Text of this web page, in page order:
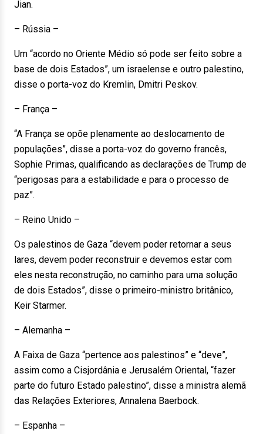
Jian.
– Rússia –
Um “acordo no Oriente Médio só pode ser feito sobre a
base de dois Estados”, um israelense e outro palestino,
disse o porta-voz do Kremlin, Dmitri Peskov.
– França –
“A França se opõe plenamente ao deslocamento de
populações”, disse a porta-voz do governo francês,
Sophie Primas, qualificando as declarações de Trump de
“perigosas para a estabilidade e para o processo de
paz”.
– Reino Unido –
Os palestinos de Gaza “devem poder retornar a seus
lares, devem poder reconstruir e devemos estar com
eles nesta reconstrução, no caminho para uma solução
de dois Estados”, disse o primeiro-ministro britânico,
Keir Starmer.
– Alemanha –
A Faixa de Gaza “pertence aos palestinos” e “deve”,
assim como a Cisjordânia e Jerusalém Oriental, “fazer
parte do futuro Estado palestino”, disse a ministra alemã
das Relações Exteriores, Annalena Baerbock.
– Espanha –